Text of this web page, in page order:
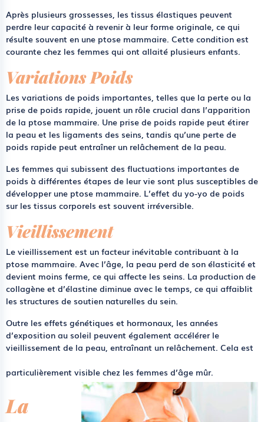
Après plusieurs grossesses, les tissus élastiques peuvent
perdre leur capacité à revenir à leur forme originale, ce qui
résulte souvent en une ptose mammaire. Cette condition est
courante chez les femmes qui ont allaité plusieurs enfants.
Variations Poids
Les variations de poids importantes, telles que la perte ou la
prise de poids rapide, jouent un rôle crucial dans l’apparition
de la ptose mammaire. Une prise de poids rapide peut étirer
la peau et les ligaments des seins, tandis qu’une perte de
poids rapide peut entraîner un relâchement de la peau.
Les femmes qui subissent des fluctuations importantes de
poids à différentes étapes de leur vie sont plus susceptibles de
développer une ptose mammaire. L’effet du yo-yo de poids
sur les tissus corporels est souvent irréversible.
Vieillissement
Le vieillissement est un facteur inévitable contribuant à la
ptose mammaire. Avec l’âge, la peau perd de son élasticité et
devient moins ferme, ce qui affecte les seins. La production de
collagène et d’élastine diminue avec le temps, ce qui affaiblit
les structures de soutien naturelles du sein.
Outre les effets génétiques et hormonaux, les années
d’exposition au soleil peuvent également accélérer le
vieillissement de la peau, entraînant un relâchement. Cela est
particulièrement visible chez les femmes d’âge mûr.
La